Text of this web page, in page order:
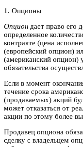
1. Опционы
Опцион дает право его
определенное
контракте (цена
(европейский опцион)
(американский опцион)
обязательства
Если в момент
течение срока
(продаваемых) акций
может отказаться от
акции по этому более
Продавец опциона
сделку с владельцем